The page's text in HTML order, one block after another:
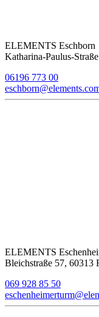
ELEMENTS Eschborn
Katharina-Paulus-
06196 773 00
ELEMENTS
Bleichstraße 57, 60313
069 928 85 50